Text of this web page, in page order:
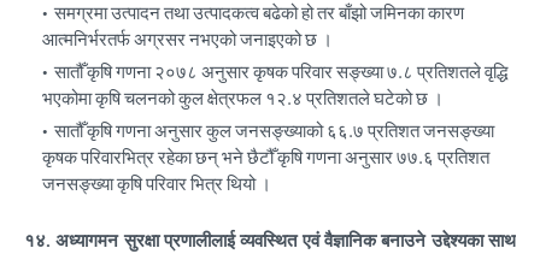
समग्रमा उत्पादन तथा उत्पादकत्व बढेको हो तर बाँझो जमिनका कारण
आत्मनिर्भरतर्फ अग्रसर नभएको जनाइएको छ ।
सातौँ कृषि गणना २०७८ अनुसार कृषक परिवार सङ्ख्या ७.८ प्रतिशतले वृद्धि
भएकोमा कृषि चलनको कुल क्षेत्रफल १२.४ प्रतिशतले घटेको छ ।
सातौँ कृषि गणना अनुसार कुल जनसङ्ख्याको ६६.७ प्रतिशत जनसङ्ख्या
कृषक परिवारभित्र रहेका छन् भने छैटौँ कृषि गणना अनुसार ७७.६ प्रतिशत
जनसङ्ख्या कृषि परिवार भित्र थियो ।
१४. अध्यागमन सुरक्षा प्रणालीलाई व्यवस्थित एवं वैज्ञानिक बनाउने उद्देश्यका साथ